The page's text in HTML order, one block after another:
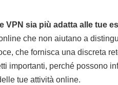
VPN sia più adatta alle tue
che non aiutano a
che fornisca una discreta
importanti, perché possono
tue attività online.